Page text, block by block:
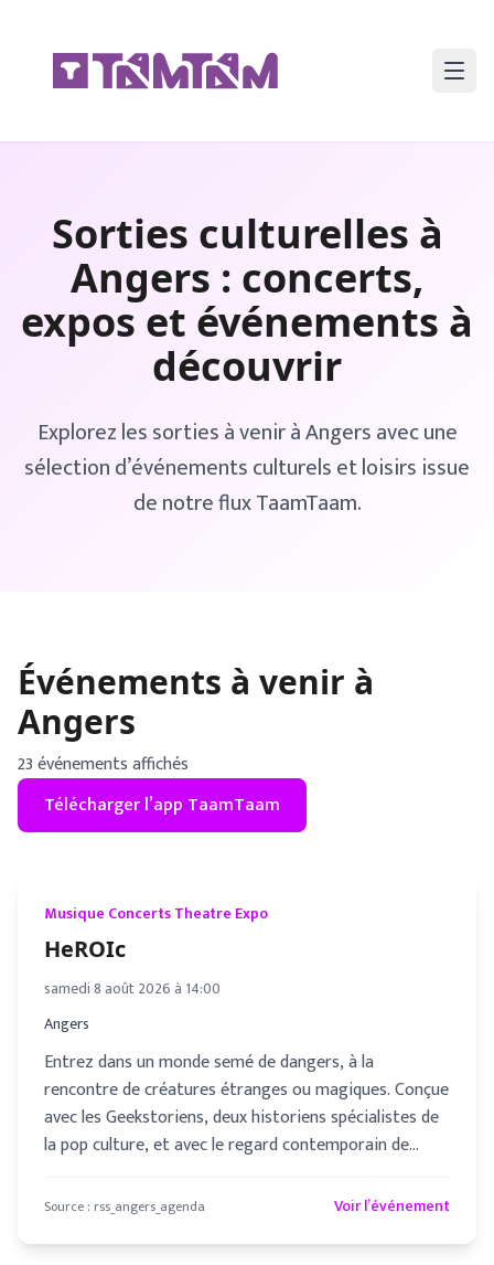
Sorties culturelles à
Angers : concerts,
expos et événements à
découvrir
Explorez les sorties à venir àAngersavec une
sélection d’événements culturels et loisirs issue
de notre flux TaamTaam.
Événements à venir à
Angers
23événementsaffichés
Télécharger l’app TaamTaam
Musique Concerts Theatre Expo
HeROIc
samedi 8 août 2026 à 14:00
Angers
Entrez dans un monde semé de dangers, à la
rencontre de créatures étranges ou magiques. Conçue
avec les Geekstoriens, deux historiens spécialistes de
la pop culture, et avec le regard contemporain de
Source : rss_angers_agenda Voir l’événement